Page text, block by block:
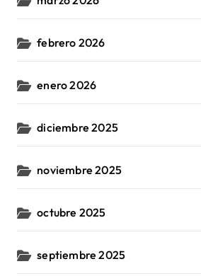
febrero 2026
enero 2026
diciembre 2025
noviembre 2025
octubre 2025
septiembre 2025